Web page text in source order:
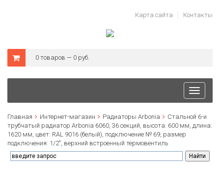
Карта сайта Контакты
0 товаров — 0 руб.
Toggle
Главная Интернет-магазин Радиаторы Arbonia
Стальной 6-и
трубчатый радиатор Arbonia 6060, 36 секций, высота: 600 мм, длина:
1620 мм, цвет: RAL 9016 (белый), подключение № 69, размер
подключения: 1/2", верхний встроенный термовентиль